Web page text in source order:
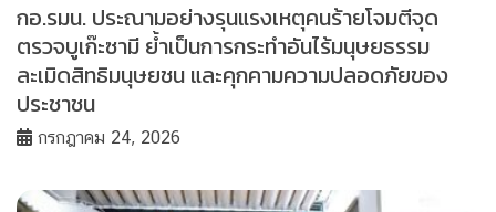
กอ.รมน. ประณามอย่างรุนแรงเหตุคนร้ายโจมตีจุด
ตรวจบูเก๊ะซามี ย้ำเป็นการกระทำอันไร้มนุษยธรรม
ละเมิดสิทธิมนุษยชน และคุกคามความปลอดภัยของ
ประชาชน
กรกฎาคม 24, 2026